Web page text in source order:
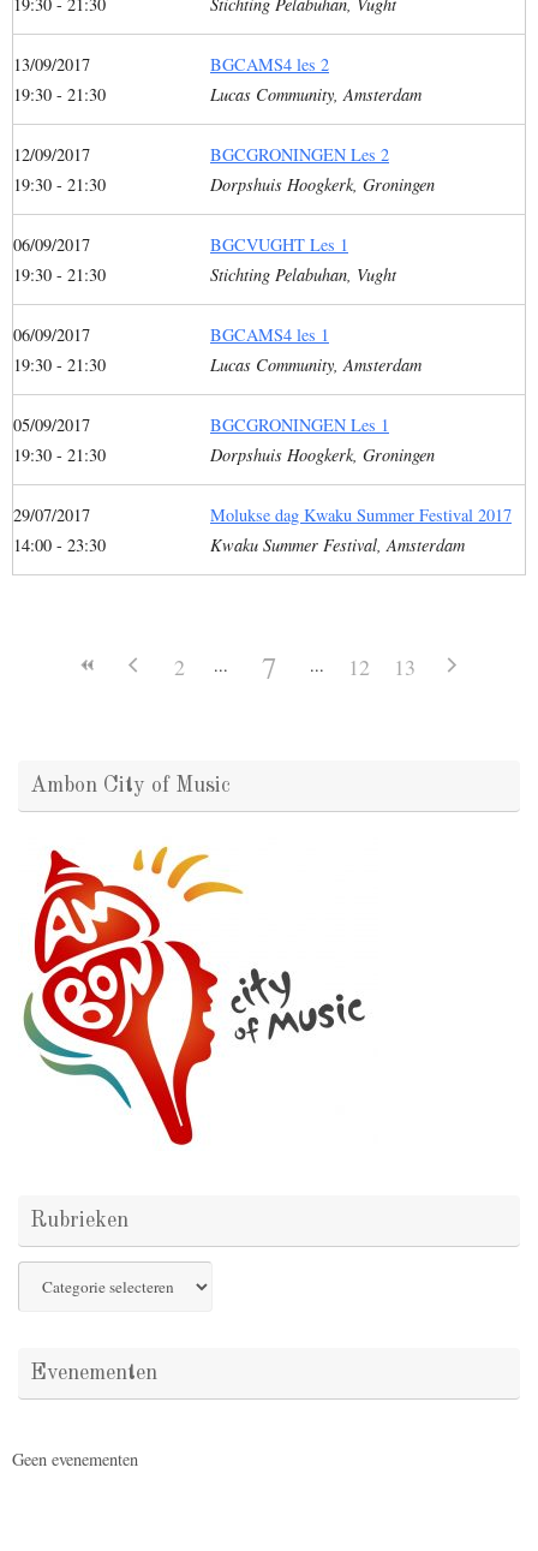
19:30 - 21:30
Stichting Pelabuhan, Vught
13/09/2017
19:30 - 21:30
BGCAMS4 les 2
Lucas Community, Amsterdam
12/09/2017
19:30 - 21:30
BGCGRONINGEN Les 2
Dorpshuis Hoogkerk, Groningen
06/09/2017
19:30 - 21:30
BGCVUGHT Les 1
Stichting Pelabuhan, Vught
06/09/2017
19:30 - 21:30
BGCAMS4 les 1
Lucas Community, Amsterdam
05/09/2017
19:30 - 21:30
BGCGRONINGEN Les 1
Dorpshuis Hoogkerk, Groningen
29/07/2017
14:00 - 23:30
Molukse dag Kwaku Summer Festival 2017
Kwaku Summer Festival, Amsterdam
2 7 12 13
Ambon City of Music
Rubrieken
Evenementen
Geen evenementen